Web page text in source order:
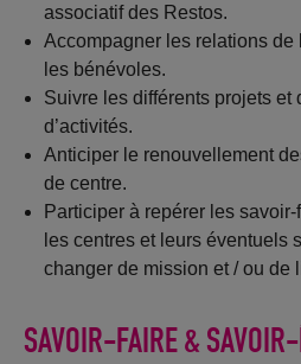
associatif des Restos.
Accompagner les relations de
les bénévoles.
Suivre les différents projets et
d’activités.
Anticiper le renouvellement
de centre.
Participer à repérer les
les centres et leurs éventuels
changer de mission et / ou de
SAVOIR-FAIRE &